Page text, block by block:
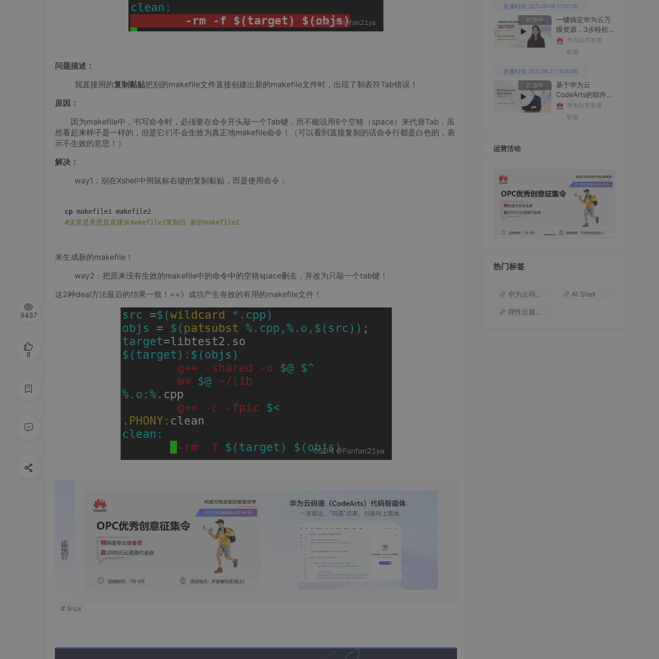
问题描述：
我直接用的复制黏贴把别的makefile文件直接创建出新的makefile文件时，出现了制表符Tab错误！
原因：
因为makefile中，书写命令时，必须要在命令开头敲一个Tab键，而不能说用8个空格（space）来代替Tab，虽
然看起来样子是一样的，但是它们不会生效为真正地makefile命令！（可以看到直接复制的话命令行都是白色的，表
示不生效的意思！）
解决：
way1：别在Xshell中用鼠标右键的复制黏贴，而是使用命令：
cp
#这里是意思是直接从makefile1复制出 新的makefile2
来生成新的makefile！
way2：把原来没有生效的makefile中的命令中的空格space删去，并改为只敲一个tab键！
这2种deal方法最后的结果一致！==》成功产生有效的有用的makefile文件！
推荐内容
# linux
9437
8
直播时间 2025-09-09 15:05:00
回放中
一键搞定华为云万
级资源，3步轻松管
理企业成本
华为云开发者
联盟
直播时间 2025-08-27 19:00:00
回放中
基于华为云
CodeArts的软件开
发技术华为云开发者
联盟
运营活动
热门标签
华为云码道（Codearts） AI Shell
弹性云服务器